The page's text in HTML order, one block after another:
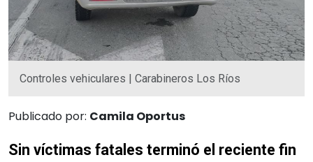
Controles vehiculares | Carabineros Los Ríos
Publicado por: Camila Oportus
Sin víctimas fatales terminó el reciente fin